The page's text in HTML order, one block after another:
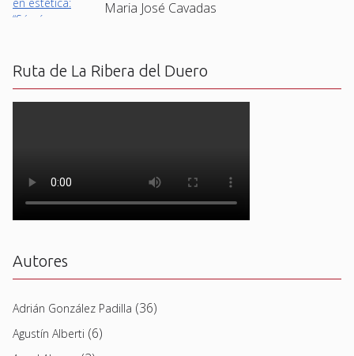
Maria José Cavadas
Ruta de La Ribera del Duero
Autores
Adrián González Padilla (36)
Agustín Alberti (6)